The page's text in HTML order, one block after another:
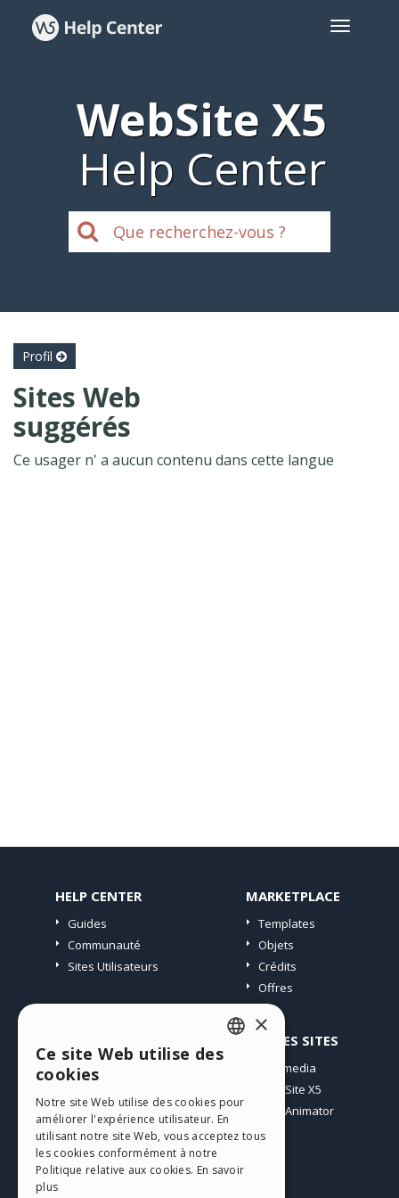
WebSite X5
Help Center
Profil
Sites Web
suggérés
Ce usager n' a aucun contenu dans cette langue
HELP CENTER
Guides
Communauté
Sites Utilisateurs
MARKETPLACE
Templates
Objets
Crédits
Offres
Mes Messages
Télécharger
Espace Web
Mes Crédits
AUTRES SITES
Incomedia
WebSite X5
WebAnimator
ENGLISH
GERMAN
SPANISH
×
Ce site Web utilise des
cookies
Notre site Web utilise des cookies pour
améliorer l'expérience utilisateur. En
utilisant notre site Web, vous acceptez tous
les cookies conformément à notre
Politique relative aux cookies. En savoir
plus